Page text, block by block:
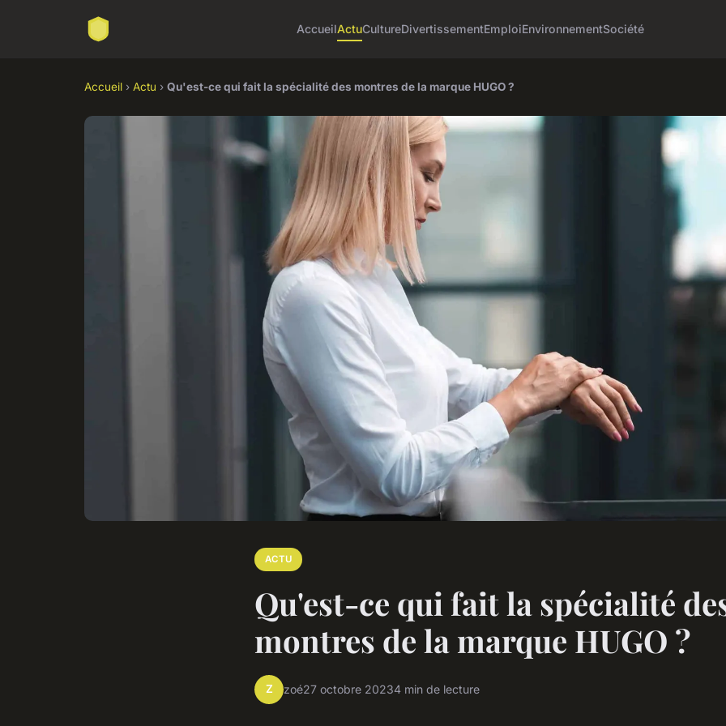
AccueilActuCultureDivertissementEmploiEnvironnementSociété
Accueil › Actu › Qu'est-ce qui fait la spécialité des montres de la marque HUGO ?
ACTU
Qu'est-ce qui fait la spécialité
montres de la marque HUGO ?
Z zoé27 octobre 20234 min de lecture